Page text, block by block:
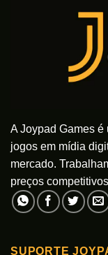
A Joypad Games
jogos em mídia
mercado.
preços
SUPORTE